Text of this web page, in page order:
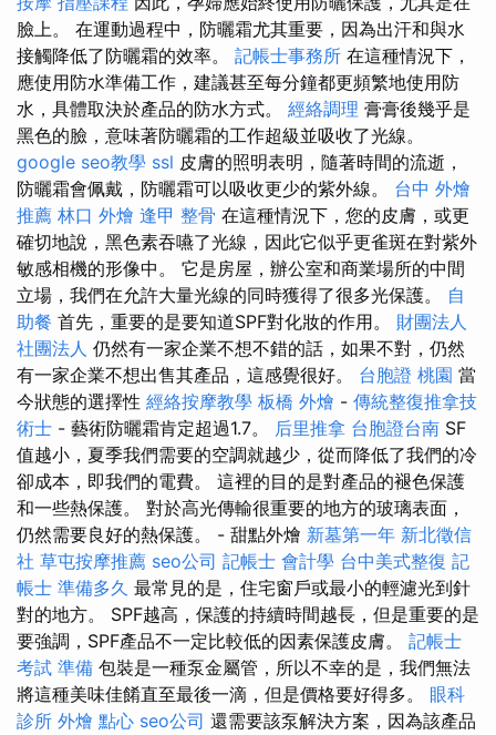
臉上。 在運動過程中，防曬霜尤其重要，因為出汗和與水
接觸降低了防曬霜的效率。 記帳士事務所 在這種情況下，
應使用防水準備工作，建議甚至每分鐘都更頻繁地使用防
水，具體取決於產品的防水方式。 經絡調理 膏膏後幾乎是
黑色的臉，意味著防曬霜的工作超級並吸收了光線。
google seo教學 ssl 皮膚的照明表明，隨著時間的流逝，
防曬霜會佩戴，防曬霜可以吸收更少的紫外線。 台中 外燴
推薦 林口 外燴 逢甲 整骨 在這種情況下，您的皮膚，或更
確切地說，黑色素吞嚥了光線，因此它似乎更雀斑在對紫外
敏感相機的形像中。 它是房屋，辦公室和商業場所的中間
立場，我們在允許大量光線的同時獲得了很多光保護。 自
助餐 首先，重要的是要知道SPF對化妝的作用。 財團法人
社團法人 仍然有一家企業不想不錯的話，如果不對，仍然
有一家企業不想出售其產品，這感覺很好。 台胞證 桃園 當
今狀態的選擇性 經絡按摩教學 板橋 外燴 - 傳統整復推拿技
術士 - 藝術防曬霜肯定超過1.7。 后里推拿 台胞證台南 SF
值越小，夏季我們需要的空調就越少，從而降低了我們的冷
卻成本，即我們的電費。 這裡的目的是對產品的褪色保護
和一些熱保護。 對於高光傳輸很重要的地方的玻璃表面，
仍然需要良好的熱保護。 - 甜點外燴 新墓第一年 新北徵信
社 草屯按摩推薦 seo公司 記帳士 會計學 台中美式整復 記
帳士 準備多久 最常見的是，住宅窗戶或最小的輕濾光到針
對的地方。 SPF越高，保護的持續時間越長，但是重要的是
要強調，SPF產品不一定比較低的因素保護皮膚。 記帳士
考試 準備 包裝是一種泵金屬管，所以不幸的是，我們無法
將這種美味佳餚直至最後一滴，但是價格要好得多。 眼科
診所 外燴 點心 seo公司 還需要該泵解決方案，因為該產品